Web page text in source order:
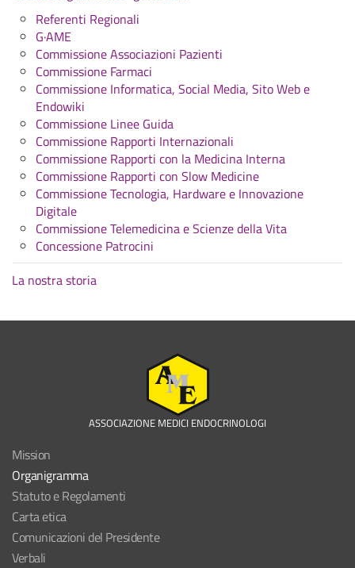
Referenti Regionali
G·AME
Commissione Associazioni Pazienti
Commissione Farmaci
Commissione Informatica, Social Media, Sito Web e
Endowiki
Commissione Linee Guida
Commissione Rapporti Internazionali
Commissione Rapporti con la Medicina Interna
Commissione Rapporti con Slow Medicine
Commissione Tecnologia, Hardware e Innovazione
Digitale
Commissione Telemedicina e Scienze della Vita
Concessione Patrocini
La nostra storia
ASSOCIAZIONE MEDICI ENDOCRINOLOGI
Mission
Organigramma
Statuto e Regolamenti
Carta etica
Comunicazioni del Presidente
Verbali